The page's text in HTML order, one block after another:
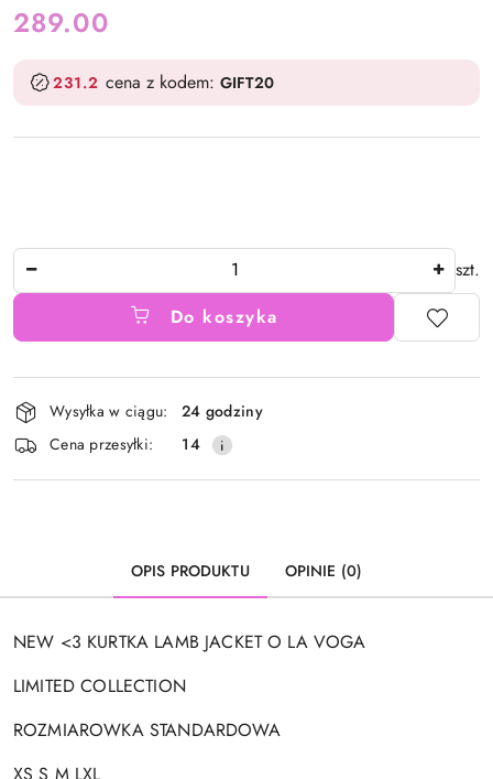
cena:
289.00
231.2 cena z kodem: GIFT20
szt.
Do koszyka
Dostępność
i
dostawa
Wysyłka w ciągu:
24 godziny
Cena przesyłki:
14
OPIS PRODUKTU OPINIE (0)
NEW <3 KURTKA LAMB JACKET O LA VOGA
LIMITED COLLECTION
ROZMIAROWKA STANDARDOWA
XS S M LXL